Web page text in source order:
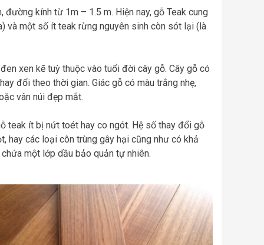
đường kính từ 1m – 1.5 m. Hiện nay, gỗ Teak cung
và một số ít teak rừng nguyên sinh còn sót lại (là
xen kẽ tuỳ thuộc vào tuổi đời cây gỗ. Cây gỗ có
đổi theo thời gian. Giác gỗ có màu trắng nhẹ,
vân núi đẹp mắt.
teak ít bị nứt toét hay co ngót. Hệ số thay đổi gỗ
hay các loại côn trùng gây hại cũng như có khả
một lớp dầu bảo quản tự nhiên.